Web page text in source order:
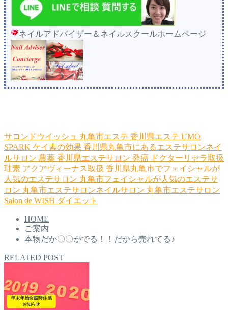
ネイルアドバイザー＆ネイルスクールホームページ
サロンドウイッシュ 丸亀市エステ 香川県エステ UMO
SPARK ケイ素の効果 香川県丸亀市にあるエステサロンネイ
ルサロン 農薬 香川県エステサロン 発癌 ドクターリセラ取扱
珪素 アクアヴィーナス取扱 香川県丸亀市でフェイシャルが
人気のエステサロン 丸亀市フェイシャルが人気のエステサ
ロン 丸亀市エステサロンネイルサロン 丸亀市エステサロン
Salon de WISH ダイエット
HOME
ご案内
本物だか〇〇がでる！！だから売れてる♪
RELATED POST